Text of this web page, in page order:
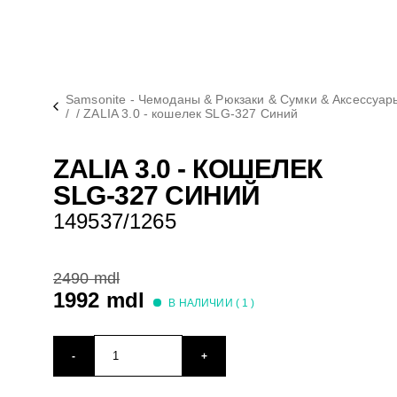
Samsonite - Чемоданы & Рюкзаки & Сумки &
/ / ZALIA 3.0 - кошелек SLG-327 Синий
ZALIA 3.0 - КОШЕЛЕК
SLG-327 СИНИЙ
149537/1265
2490 mdl
1992 mdl В НАЛИЧИИ ( 1)
- +